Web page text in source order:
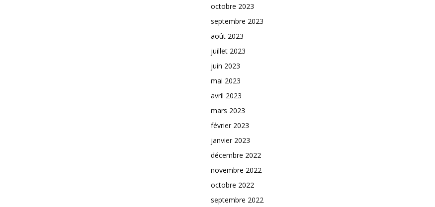
octobre 2023
septembre 2023
août 2023
juillet 2023
juin 2023
mai 2023
avril 2023
mars 2023
février 2023
janvier 2023
décembre 2022
novembre 2022
octobre 2022
septembre 2022